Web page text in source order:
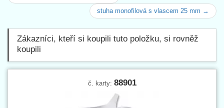
stuha monofilová s vlascem 25 mm →
Zákazníci, kteří si koupili tuto položku, si rovněž
koupili
č. karty: 88901